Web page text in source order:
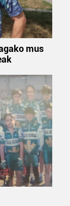
mus